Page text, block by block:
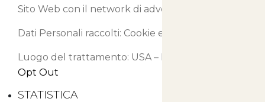
Sito Web con il network di advertising Facebook.
Dati Personali raccolti: Cookie e Dati di Utilizzo.
Luogo del trattamento: USA – Privacy Policy
Opt Out
STATISTICA